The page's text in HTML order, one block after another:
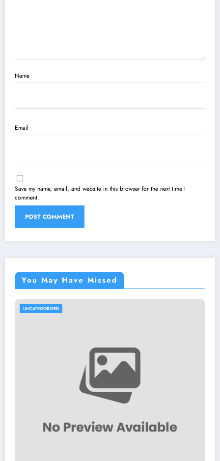
Name
Email
Save my name, email, and website in this browser for the next time I
comment.
You May Have Missed
UNCATEGORIZED